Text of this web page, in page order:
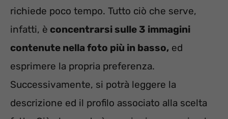
richiede poco tempo. Tutto ciò che serve,
infatti, è concentrarsi sulle 3 immagini
contenute nella foto più in basso, ed
esprimere la propria preferenza.
Successivamente, si potrà leggere la
descrizione ed il profilo associato alla scelta